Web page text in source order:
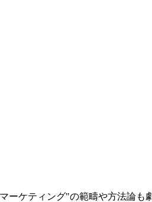
ケティング"の範疇や方法論も